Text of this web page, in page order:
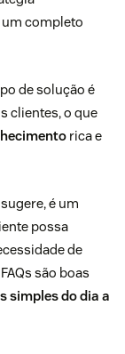
completo
de solução é
clientes, o que
rica e
é um
possa
de
são boas
simples do dia a